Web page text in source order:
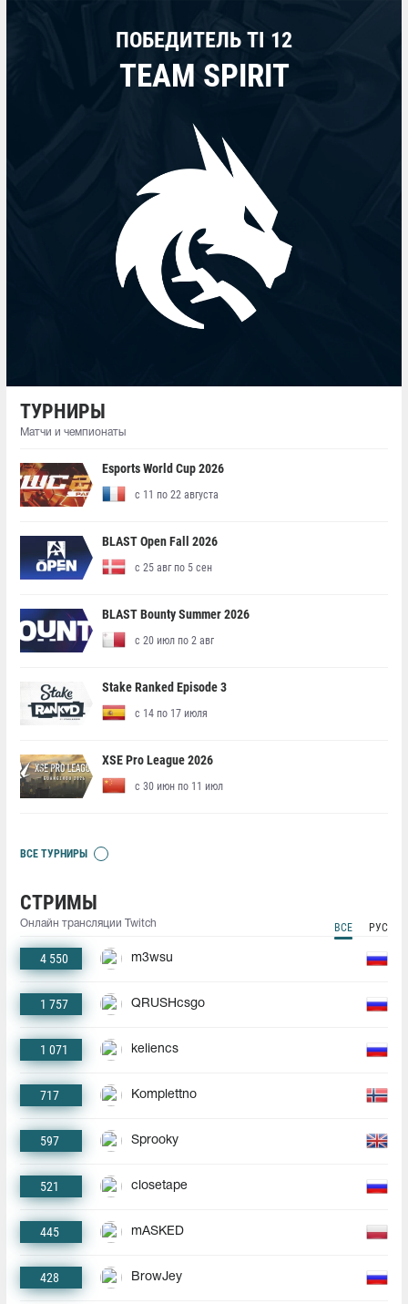
ПОБЕДИТЕЛЬ TI 12
TEAM SPIRIT
ТУРНИРЫ
Матчи и чемпионаты
Esports World Cup 2026
с 11 по 22 августа
BLAST Open Fall 2026
с 25 авг по 5 сен
BLAST Bounty Summer 2026
с 20 июл по 2 авг
Stake Ranked Episode 3
с 14 по 17 июля
XSE Pro League 2026
с 30 июн по 11 июл
ВСЕ ТУРНИРЫ
СТРИМЫ
Онлайн трансляции Twitch ВСЕ РУС
4 550 m3wsu
1 757 QRUSHcsgo
1 071 keliencs
717 Komplettno
597 Sprooky
521 closetape
445 mASKED
428 BrowJey